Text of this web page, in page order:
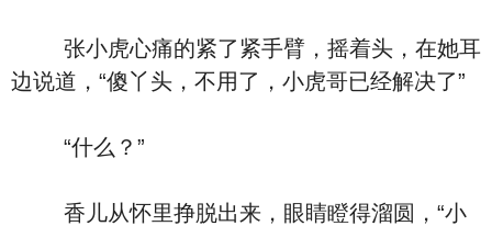
张小虎心痛的紧了紧手臂，摇着头，在她耳
边说道，“傻丫头，不用了，小虎哥已经解决了”
“什么？”
香儿从怀里挣脱出来，眼睛瞪得溜圆，“小